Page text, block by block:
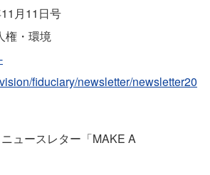
月11日号
権・環境
fiduciary/newsletter/newsletter20
ュースレター「MAKE A